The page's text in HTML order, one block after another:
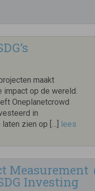
maakt
impact op de wereld.
Oneplanetcrowd
in
zien op […] lees
Measurement
Investing